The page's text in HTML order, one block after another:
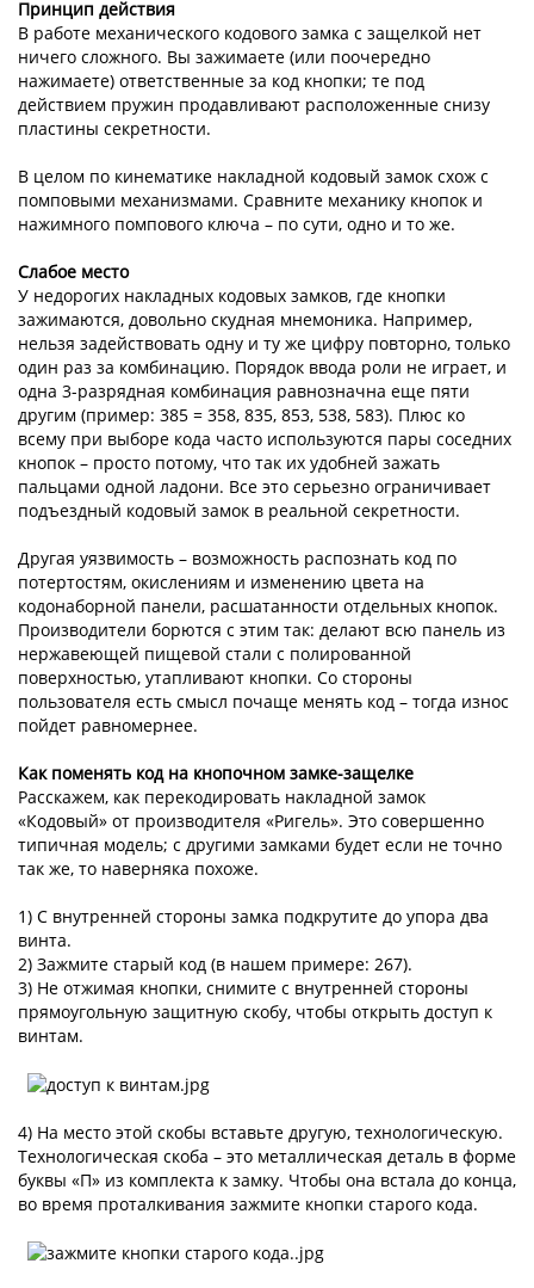
Принцип действия
В работе механического кодового замка с защелкой нет
ничего сложного. Вы зажимаете (или поочередно
нажимаете) ответственные за код кнопки; те под
действием пружин продавливают расположенные снизу
пластины секретности.
В целом по кинематике накладной кодовый замок схож с
помповыми механизмами. Сравните механику кнопок и
нажимного помпового ключа – по сути, одно и то же.
Слабое место
У недорогих накладных кодовых замков, где кнопки
зажимаются, довольно скудная мнемоника. Например,
нельзя задействовать одну и ту же цифру повторно, только
один раз за комбинацию. Порядок ввода роли не играет, и
одна 3-разрядная комбинация равнозначна еще пяти
другим (пример: 385 = 358, 835, 853, 538, 583). Плюс ко
всему при выборе кода часто используются пары соседних
кнопок – просто потому, что так их удобней зажать
пальцами одной ладони. Все это серьезно ограничивает
подъездный кодовый замок в реальной секретности.
Другая уязвимость – возможность распознать код по
потертостям, окислениям и изменению цвета на
кодонаборной панели, расшатанности отдельных кнопок.
Производители борются с этим так: делают всю панель из
нержавеющей пищевой стали с полированной
поверхностью, утапливают кнопки. Со стороны
пользователя есть смысл почаще менять код – тогда износ
пойдет равномернее.
Как поменять код на кнопочном замке-защелке
Расскажем, как перекодировать накладной замок
«Кодовый» от производителя «Ригель». Это совершенно
типичная модель; с другими замками будет если не точно
так же, то наверняка похоже.
1) С внутренней стороны замка подкрутите до упора два
винта.
2) Зажмите старый код (в нашем примере: 267).
3) Не отжимая кнопки, снимите с внутренней стороны
прямоугольную защитную скобу, чтобы открыть доступ к
винтам.
4) На место этой скобы вставьте другую, технологическую.
Технологическая скоба – это металлическая деталь в форме
буквы «П» из комплекта к замку. Чтобы она встала до конца,
во время проталкивания зажмите кнопки старого кода.